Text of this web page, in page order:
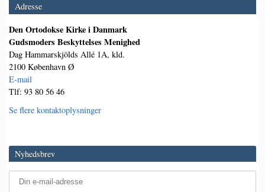
Adresse
Den Ortodokse Kirke i Danmark
Gudsmoders Beskyttelses Menighed
Dag Hammarskjölds Allé 1A, kld.
2100 København Ø
E-mail
Tlf: 93 80 56 46
Se flere kontaktoplysninger
Nyhedsbrev